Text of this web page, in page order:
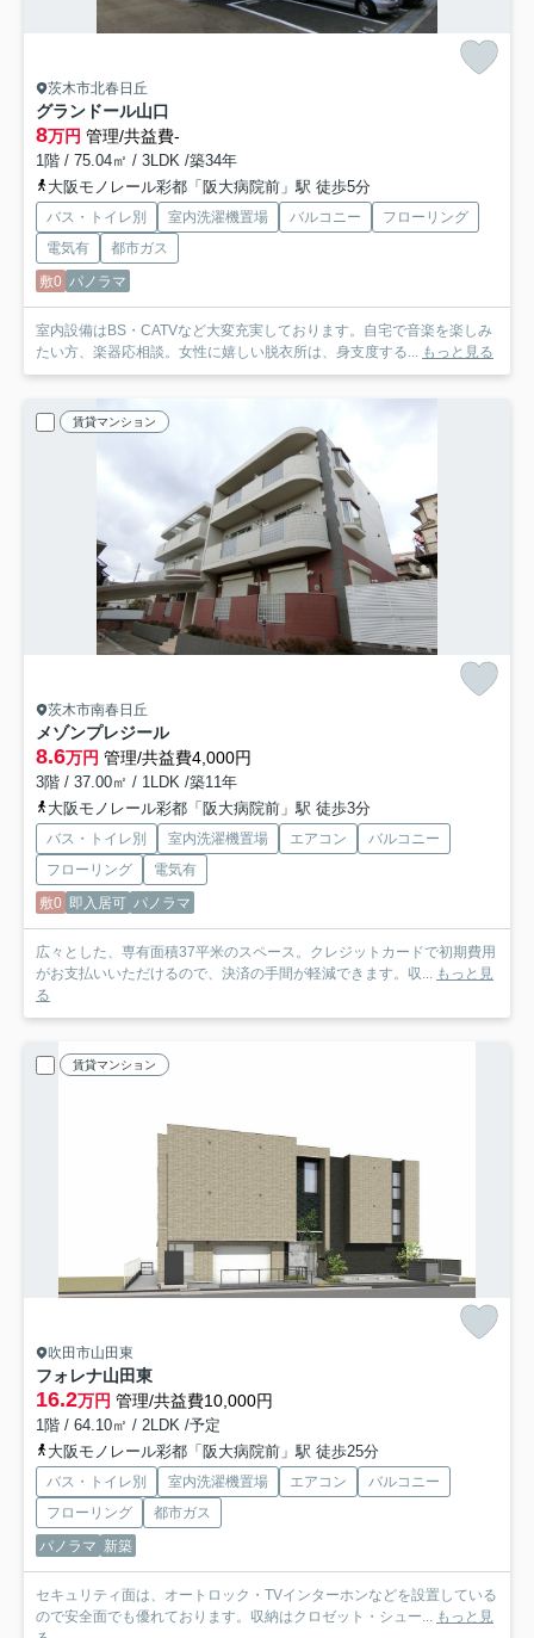
茨木市北春日丘
グランドール山口
8万円 管理/共益費-
1階 / 75.04㎡ / 3LDK /築34年
大阪モノレール彩都「阪大病院前」駅 徒歩5分
バス・トイレ別 室内洗濯機置場 バルコニー
フローリング
電気有
都市ガス
敷0 パノラマ
室内設備はBS・CATVなど大変充実しております。自宅で音楽を楽しみ
たい方、楽器応相談。女性に嬉しい脱衣所は、身支度する... もっと見る
賃貸マンション
茨木市南春日丘
メゾンプレジール
8.6万円 管理/共益費4,000円
3階 / 37.00㎡ / 1LDK /築11年
大阪モノレール彩都「阪大病院前」駅 徒歩3分
バス・トイレ別 室内洗濯機置場 エアコン
バルコニー
フローリング
電気有
敷0 即入居可 パノラマ
広々とした、専有面積37平米のスペース。クレジットカードで初期費用
がお支払いいただけるので、決済の手間が軽減できます。収... もっと見
る
賃貸マンション
吹田市山田東
フォレナ山田東
16.2万円 管理/共益費10,000円
1階 / 64.10㎡ / 2LDK /予定
大阪モノレール彩都「阪大病院前」駅 徒歩25分
バス・トイレ別 室内洗濯機置場 エアコン
バルコニー
フローリング
都市ガス
パノラマ 新築
セキュリティ面は、オートロック・TVインターホンなどを設置している
ので安全面でも優れております。収納はクロゼット・シュー... もっと見